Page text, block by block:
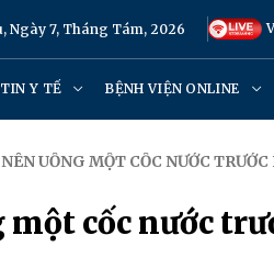
Ngày 7, Tháng Tám, 2026
Y TẾ BỆNH VIỆN ONLINE
UỐNG MỘT CỐC NƯỚC
cốc nước